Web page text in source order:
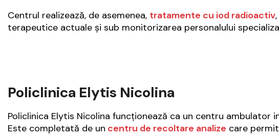
Centrul realizează, de asemenea, tratamente cu iod radioactiv
terapeutice actuale și sub monitorizarea personalului
Policlinica Elytis Nicolina
Policlinica Elytis Nicolina funcționează ca un centru ambulator
Este completată de un centru de recoltare analize care